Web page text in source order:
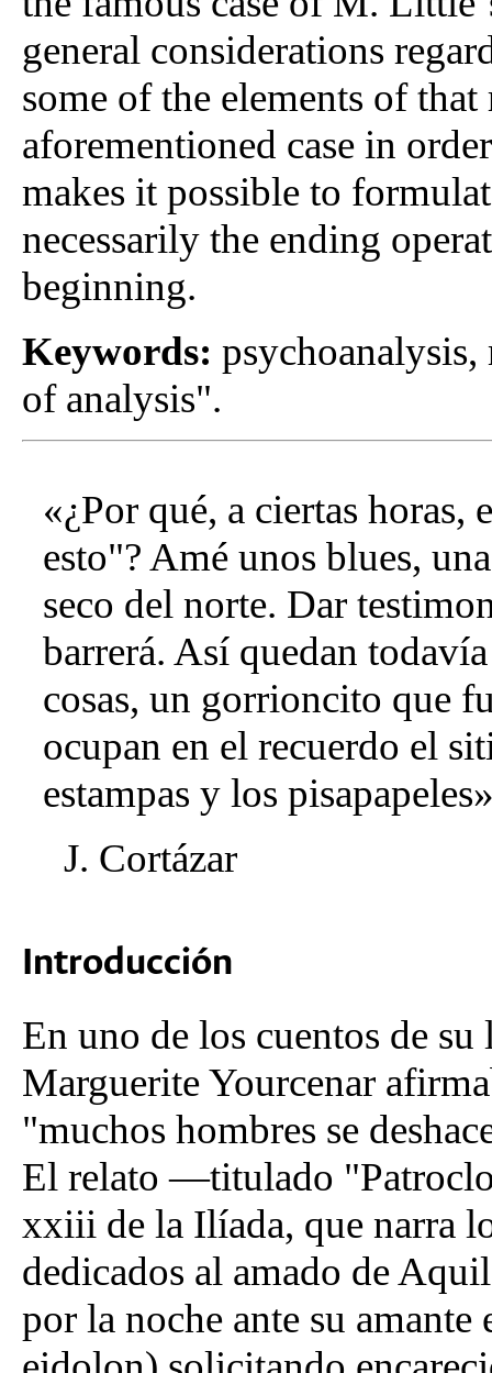
general considerations
some of the elements of
aforementioned case in
makes it possible to
necessarily the ending
beginning.
Keywords:
of analysis".
«¿Por qué, a ciertas horas,
esto"? Amé unos blues,
seco del norte. Dar
barrerá. Así quedan
cosas, un gorrioncito que
ocupan en el recuerdo el
estampas y los
J. Cortázar
Introducción
En uno de los cuentos de
Marguerite Yourcenar
"muchos hombres se
El relato —titulado
xxiii de la Ilíada, que narra
dedicados al amado de
por la noche ante su